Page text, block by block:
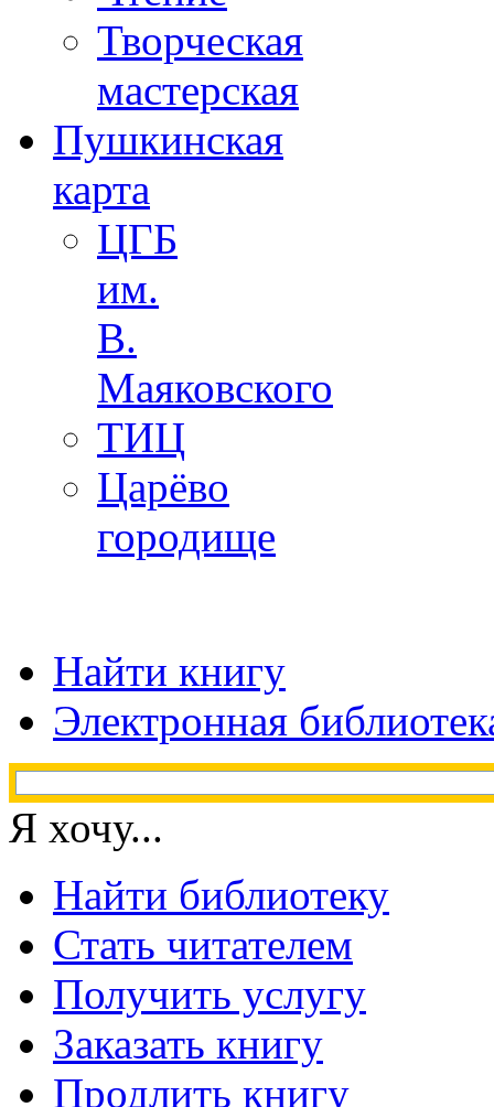
Творческая
мастерская
Пушкинская
карта
ЦГБ
им.
В.
Маяковского
ТИЦ
Царёво
городище
Найти книгу
Электронная
Я хочу...
Найти библиотеку
Стать читателем
Получить услугу
Заказать книгу
Продлить книгу